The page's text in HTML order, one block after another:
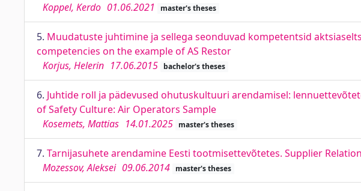
Koppel, Kerdo 01.06.2021 master's theses
5. Muudatuste juhtimine ja sellega seonduvad kompetentsid
competencies on the example of AS Restor
Korjus, Helerin 17.06.2015 bachelor's theses
6. Juhtide roll ja pädevused ohutuskultuuri arendamisel:
of Safety Culture: Air Operators Sample
Kosemets, Mattias 14.01.2025 master's theses
7. Tarnijasuhete arendamine Eesti tootmisettevõtetes. Supplier
Mozessov, Aleksei 09.06.2014 master's theses